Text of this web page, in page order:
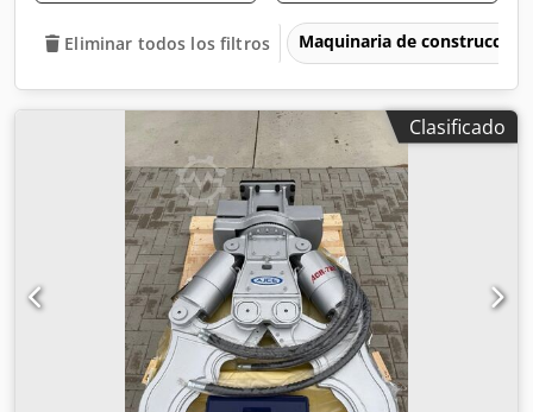
Eliminar todos los filtros Maquinaria de construcción
Clasificado